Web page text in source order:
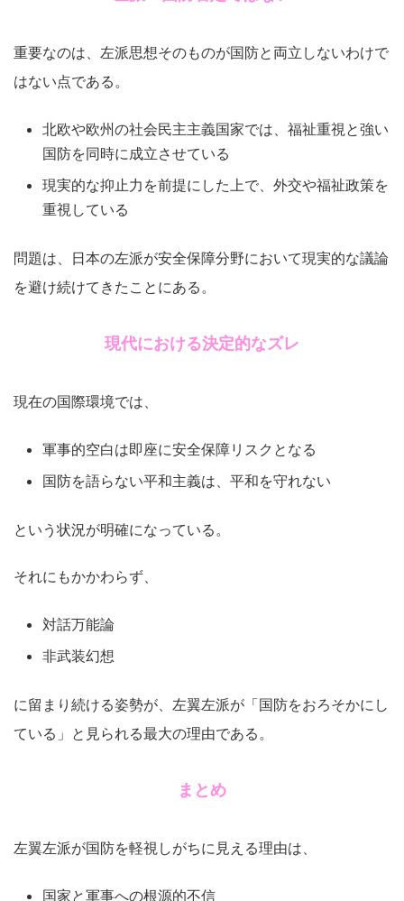
重要なのは、左派思想そのものが国防と両立しないわけで
はない点である。
北欧や欧州の社会民主主義国家では、福祉重視と強い
国防を同時に成立させている
現実的な抑止力を前提にした上で、外交や福祉政策を
重視している
問題は、日本の左派が安全保障分野において現実的な議論
を避け続けてきたことにある。
現代における決定的なズレ
現在の国際環境では、
軍事的空白は即座に安全保障リスクとなる
国防を語らない平和主義は、平和を守れない
という状況が明確になっている。
それにもかかわらず、
対話万能論
非武装幻想
に留まり続ける姿勢が、左翼左派が「国防をおろそかにし
ている」と見られる最大の理由である。
まとめ
左翼左派が国防を軽視しがちに見える理由は、
国家と軍事への根源的不信